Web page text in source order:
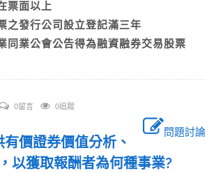
票面以上
之發行公司設立登記滿三年
同業公會公告得為融資融券交易股票
0留言 0追蹤
問題討論
價證券價值分析、
以獲取報酬者為何種事業?